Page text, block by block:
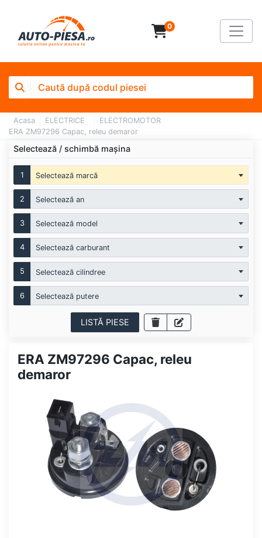
0
Acasa ELECTRICE
ELECTROMOTOR
ERA ZM97296 Capac, releu demaror
Selectează / schimbă mașina
1 Selectează marcă
2 Selectează an
3 Selectează model
4 Selectează carburant
5 Selectează cilindree
6 Selectează putere
LISTĂ PIESE
ERA ZM97296 Capac, releu
demaror